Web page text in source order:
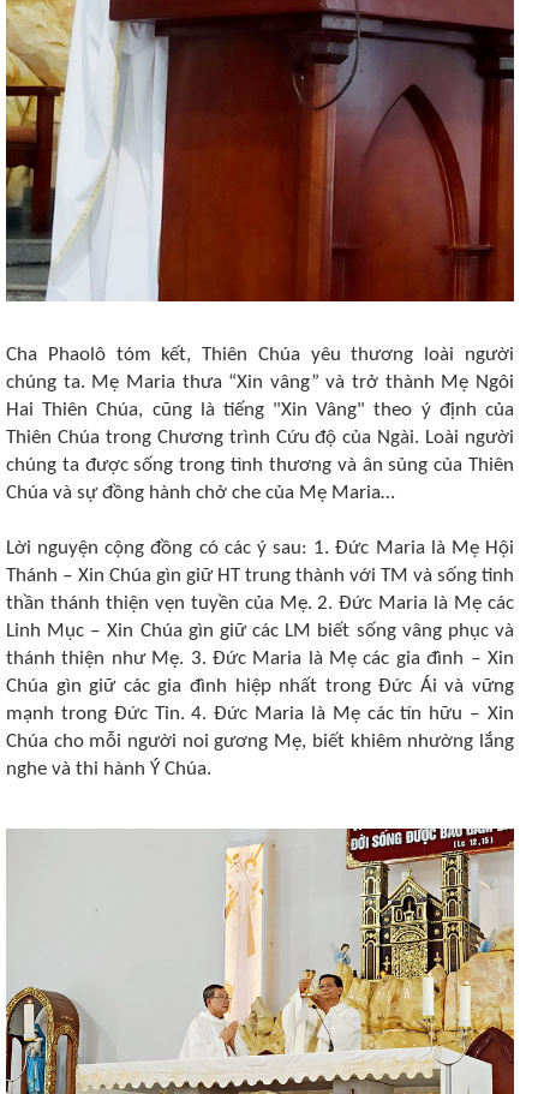
Cha Phaolô tóm kết, Thiên Chúa yêu thương loài người
chúng ta. Mẹ Maria thưa “Xin vâng” và trở thành Mẹ Ngôi
Hai Thiên Chúa, cũng là tiếng "Xin Vâng" theo ý định của
Thiên Chúa trong Chương trình Cứu độ của Ngài. Loài người
chúng ta được sống trong tình thương và ân sủng của Thiên
Chúa và sự đồng hành chở che của Mẹ Maria…
Lời nguyện cộng đồng có các ý sau: 1. Đức Maria là Mẹ Hội
Thánh ‒ Xin Chúa gìn giữ HT trung thành với TM và sống tinh
thần thánh thiện vẹn tuyền của Mẹ. 2. Đức Maria là Mẹ các
Linh Mục ‒ Xin Chúa gìn giữ các LM biết sống vâng phục và
thánh thiện như Mẹ. 3. Đức Maria là Mẹ các gia đình ‒ Xin
Chúa gìn giữ các gia đình hiệp nhất trong Đức Ái và vững
mạnh trong Đức Tin. 4. Đức Maria là Mẹ các tín hữu ‒ Xin
Chúa cho mỗi người noi gương Mẹ, biết khiêm nhường lắng
nghe và thi hành Ý Chúa.